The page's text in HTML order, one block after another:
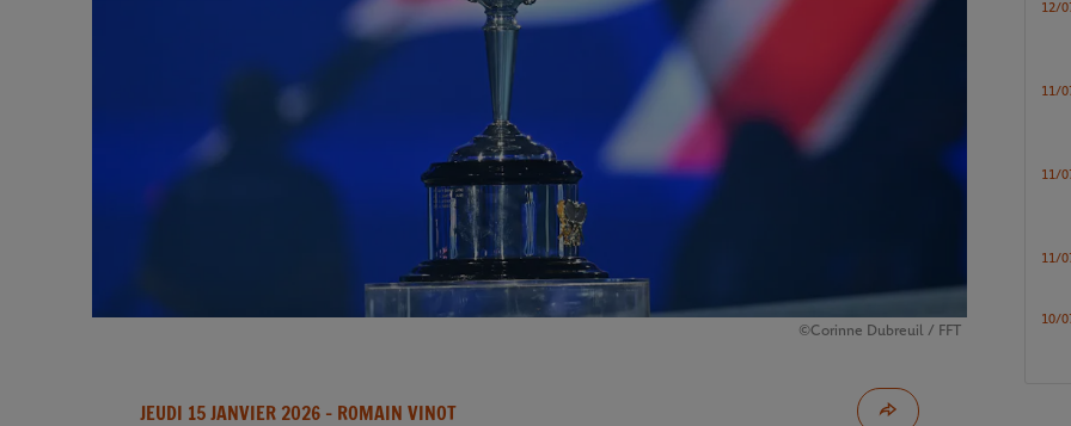
©Corinne Dubreuil / FFT
JEUDI 15 JANVIER 2026 - ROMAIN VINOT
12/
11/
11/
11/
10/